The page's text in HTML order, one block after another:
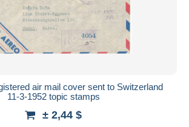
air mail cover sent to Switzerland
11-3-1952 topic stamps
± 2,44 $